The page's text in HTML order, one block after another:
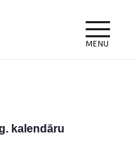
kalendāru